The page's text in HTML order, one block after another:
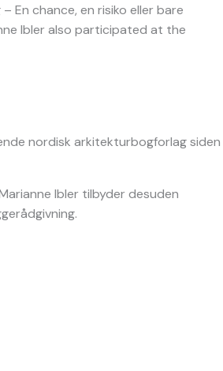
En chance, en risiko eller bare
Ibler also participated at the
nordisk arkitekturbogforlag siden
Ibler tilbyder desuden